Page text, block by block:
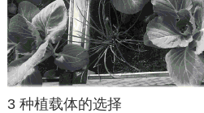
3 种植载体的选择